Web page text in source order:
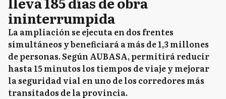
ininterrumpida
La ampliación se ejecuta en dos frentes
simultáneos y beneficiará a más de 1,3 millones
de personas. Según AUBASA, permitirá reducir
hasta 15 minutos los tiempos de viaje y mejorar
la seguridad vial en uno de los corredores más
transitados de la provincia.